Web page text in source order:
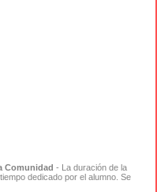
Comunidad - La duración de la
dedicado por el alumno. Se